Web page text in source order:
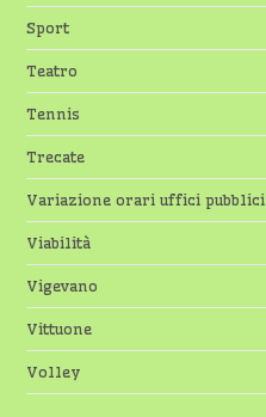
Sport
Teatro
Tennis
Trecate
Variazione orari uffici pubblici
Viabilità
Vigevano
Vittuone
Volley